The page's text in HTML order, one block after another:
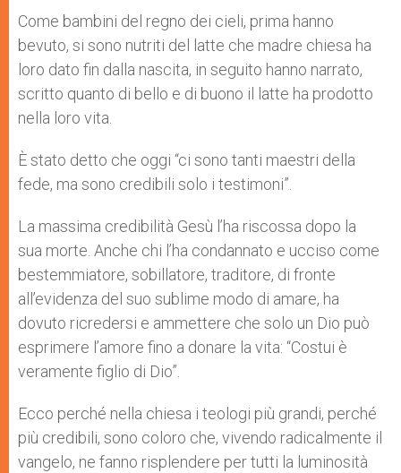
Come bambini del regno dei cieli, prima hanno
bevuto, si sono nutriti del latte che madre chiesa ha
loro dato fin dalla nascita, in seguito hanno narrato,
scritto quanto di bello e di buono il latte ha prodotto
nella loro vita.
È stato detto che oggi “ci sono tanti maestri della
fede, ma sono credibili solo i testimoni”.
La massima credibilità Gesù l’ha riscossa dopo la
sua morte. Anche chi l’ha condannato e ucciso come
bestemmiatore, sobillatore, traditore, di fronte
all’evidenza del suo sublime modo di amare, ha
dovuto ricredersi e ammettere che solo un Dio può
esprimere l’amore fino a donare la vita: “Costui è
veramente figlio di Dio”.
Ecco perché nella chiesa i teologi più grandi, perché
più credibili, sono coloro che, vivendo radicalmente il
vangelo, ne fanno risplendere per tutti la luminosità